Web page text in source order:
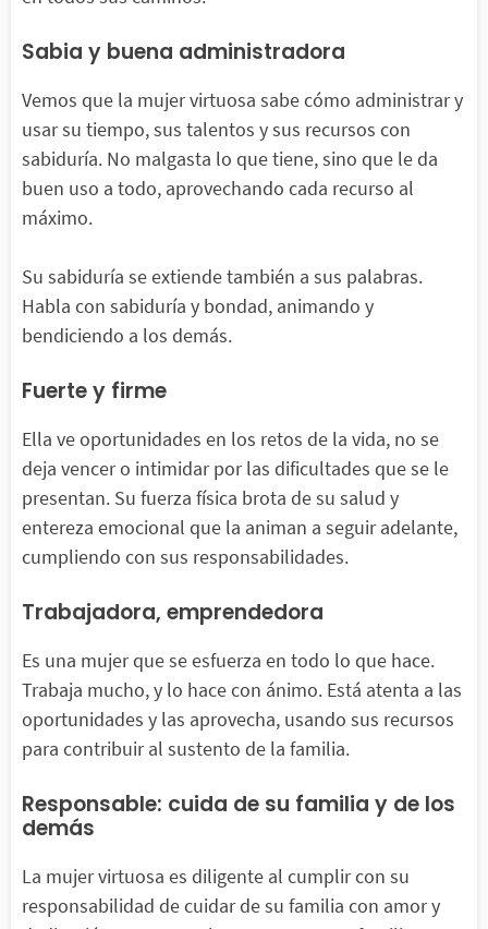
Sabia y buena administradora
Vemos que la mujer virtuosa sabe cómo administrar y
usar su tiempo, sus talentos y sus recursos con
sabiduría. No malgasta lo que tiene, sino que le da
buen uso a todo, aprovechando cada recurso al
máximo.
Su sabiduría se extiende también a sus palabras.
Habla con sabiduría y bondad, animando y
bendiciendo a los demás.
Fuerte y firme
Ella ve oportunidades en los retos de la vida, no se
deja vencer o intimidar por las dificultades que se le
presentan. Su fuerza física brota de su salud y
entereza emocional que la animan a seguir adelante,
cumpliendo con sus responsabilidades.
Trabajadora, emprendedora
Es una mujer que se esfuerza en todo lo que hace.
Trabaja mucho, y lo hace con ánimo. Está atenta a las
oportunidades y las aprovecha, usando sus recursos
para contribuir al sustento de la familia.
Responsable: cuida de su familia y de los
demás
La mujer virtuosa es diligente al cumplir con su
responsabilidad de cuidar de su familia con amor y